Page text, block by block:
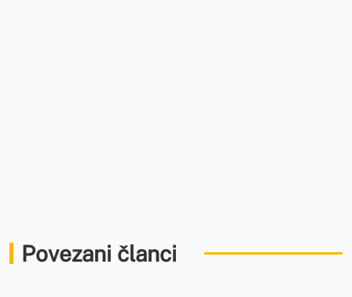
Povezani članci